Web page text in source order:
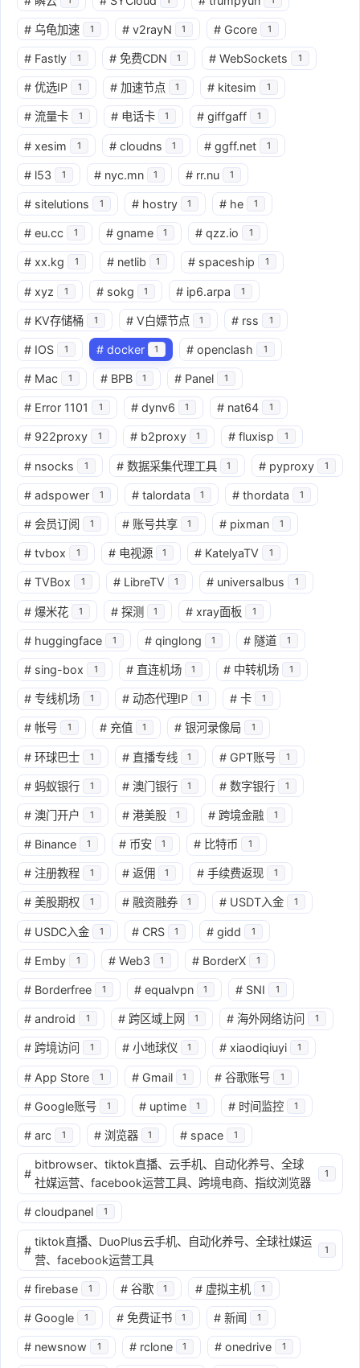
# 乌龟加速 1 # v2rayN 1 # Gcore 1
# Fastly 1 # 免费CDN 1 # WebSockets 1
# 优选IP 1 # 加速节点 1 # kitesim 1
# 流量卡 1 # 电话卡 1 # giffgaff 1
# xesim 1 # cloudns 1 # ggff.net 1
# l53 1 # nyc.mn 1 # rr.nu 1
# sitelutions 1 # hostry 1 # he 1
# eu.cc 1 # gname 1 # qzz.io 1
# xx.kg 1 # netlib 1 # spaceship 1
# xyz 1 # sokg 1 # ip6.arpa 1
# KV存储桶 1 # V白嫖节点 1 # rss 1
# IOS 1 # docker 1 # openclash 1
# Mac 1 # BPB 1 # Panel 1
# Error 1101 1 # dynv6 1 # nat64 1
# 922proxy 1 # b2proxy 1 # fluxisp 1
# nsocks 1 # 数据采集代理工具 1 # pyproxy 1
# adspower 1 # talordata 1 # thordata 1
# 会员订阅 1 # 账号共享 1 # pixman 1
# tvbox 1 # 电视源 1 # KatelyaTV 1
# TVBox 1 # LibreTV 1 # universalbus 1
# 爆米花 1 # 探测 1 # xray面板 1
# huggingface 1 # qinglong 1 # 隧道 1
# sing-box 1 # 直连机场 1 # 中转机场 1
# 专线机场 1 # 动态代理IP 1 # 卡 1
# 帐号 1 # 充值 1 # 银河录像局 1
# 环球巴士 1 # 直播专线 1 # GPT账号 1
# 蚂蚁银行 1 # 澳门银行 1 # 数字银行 1
# 澳门开户 1 # 港美股 1 # 跨境金融 1
# Binance 1 # 币安 1 # 比特币 1
# 注册教程 1 # 返佣 1 # 手续费返现 1
# 美股期权 1 # 融资融券 1 # USDT入金 1
# USDC入金 1 # CRS 1 # gidd 1
# Emby 1 # Web3 1 # BorderX 1
# Borderfree 1 # equalvpn 1 # SNI 1
# android 1 # 跨区域上网 1 # 海外网络访问 1
# 跨境访问 1 # 小地球仪 1 # xiaodiqiuyi 1
# App Store 1 # Gmail 1 # 谷歌账号 1
# Google账号 1 # uptime 1 # 时间监控 1
# arc 1 # 浏览器 1 # space 1
#
bitbrowser、tiktok直播、云手机、自动化养号、全球
社媒运营、facebook运营工具、跨境电商、指纹浏览器
1
# cloudpanel 1
#
tiktok直播、DuoPlus云手机、自动化养号、全球社媒运
营、facebook运营工具
1
# firebase 1 # 谷歌 1 # 虚拟主机 1
# Google 1 # 免费证书 1 # 新闻 1
# newsnow 1 # rclone 1 # onedrive 1